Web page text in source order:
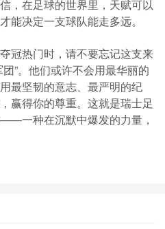
，在足球的世界里，天赋可以
能决定一支球队能走多远。
冠热门时，请不要忘记这支来
”。他们或许不会用最华丽的
最坚韧的意志、最严明的纪
赢得你的尊重。这就是瑞士足
一种在沉默中爆发的力量，